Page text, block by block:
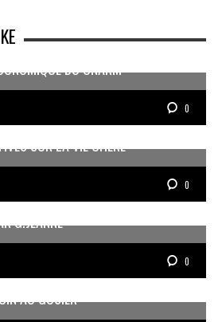
DU CNARM
0
SUR LA VIE CHÈRE
0
ET RESPONSABLE FACE AUX
G.JEANNE
0
AU GOSIER